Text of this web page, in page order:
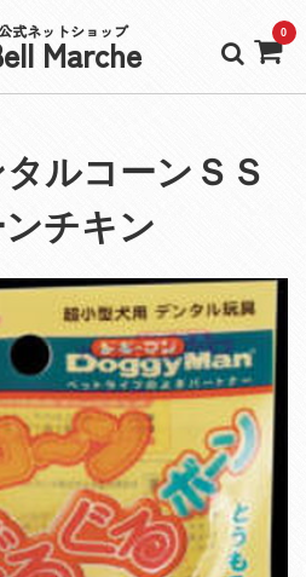
式ネットショップ
Marche 0
ルコーンＳＳ
チキン